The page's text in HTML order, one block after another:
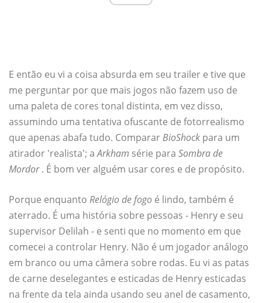
E então eu vi a coisa absurda em seu trailer e tive que
me perguntar por que mais jogos não fazem uso de
uma paleta de cores tonal distinta, em vez disso,
assumindo uma tentativa ofuscante de fotorrealismo
que apenas abafa tudo. CompararBioShock para um
atirador 'realista'; aArkham série para Sombra de
Mordor. É bom ver alguém usar cores e de propósito.
Porque enquanto Relógio de fogo é lindo, também é
aterrado. É uma história sobre pessoas - Henry e seu
supervisor Delilah - e senti que no momento em que
comecei a controlar Henry. Não é um jogador análogo
em branco ou uma câmera sobre rodas. Eu vi as patas
de carne deselegantes e esticadas de Henry esticadas
na frente da tela ainda usando seu anel de casamento,